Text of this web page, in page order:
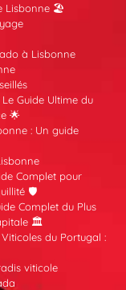
Lisbonne 🏖️
à Lisbonne
Guide Ultime du
🌟
: Un guide
Complet pour
🛡️
Complet du Plus
🏛️
du Portugal :
viticole